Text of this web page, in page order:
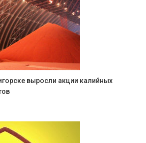
выросли акции калийных